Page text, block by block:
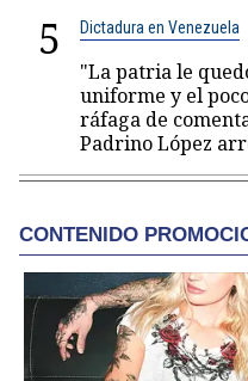
5 Dictadura en Venezuela
"La patria le
uniforme y el
ráfaga de
Padrino López